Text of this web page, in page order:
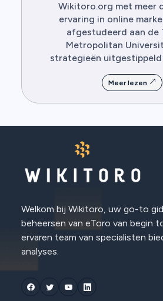
Wikitoro.org met meer
ervaring in online
afgestudeerd aan de
Metropolitan
strategieën uitgestippeld
Meer lezen
Welkom bij Wikitoro, uw go-to
beheersen van eToro van begin
ervaren team van specialisten
analyses.